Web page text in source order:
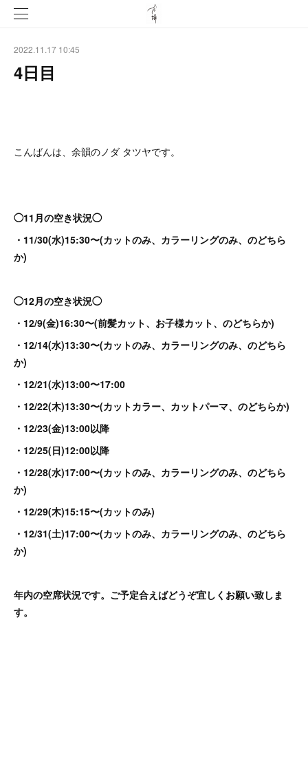
2022.11.17 10:45
4日目
こんばんは、余韻のノダ タツヤです。
◯11月の空き状況◯
・11/30(水)15:30〜(カットのみ、カラーリングのみ、のどちら
か)
◯12月の空き状況◯
・12/9(金)16:30〜(前髪カット、お子様カット、のどちらか)
・12/14(水)13:30〜(カットのみ、カラーリングのみ、のどちら
か)
・12/21(水)13:00〜17:00
・12/22(木)13:30〜(カットカラー、カットパーマ、のどちらか)
・12/23(金)13:00以降
・12/25(日)12:00以降
・12/28(水)17:00〜(カットのみ、カラーリングのみ、のどちら
か)
・12/29(木)15:15〜(カットのみ)
・12/31(土)17:00〜(カットのみ、カラーリングのみ、のどちら
か)
年内の空席状況です。ご予定合えばどうぞ宜しくお願い致しま
す。